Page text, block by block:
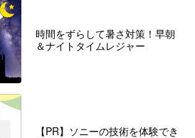
時間をずらして暑さ対策！早朝
＆ナイトタイムレジャー
【PR】ソニーの技術を体験でき